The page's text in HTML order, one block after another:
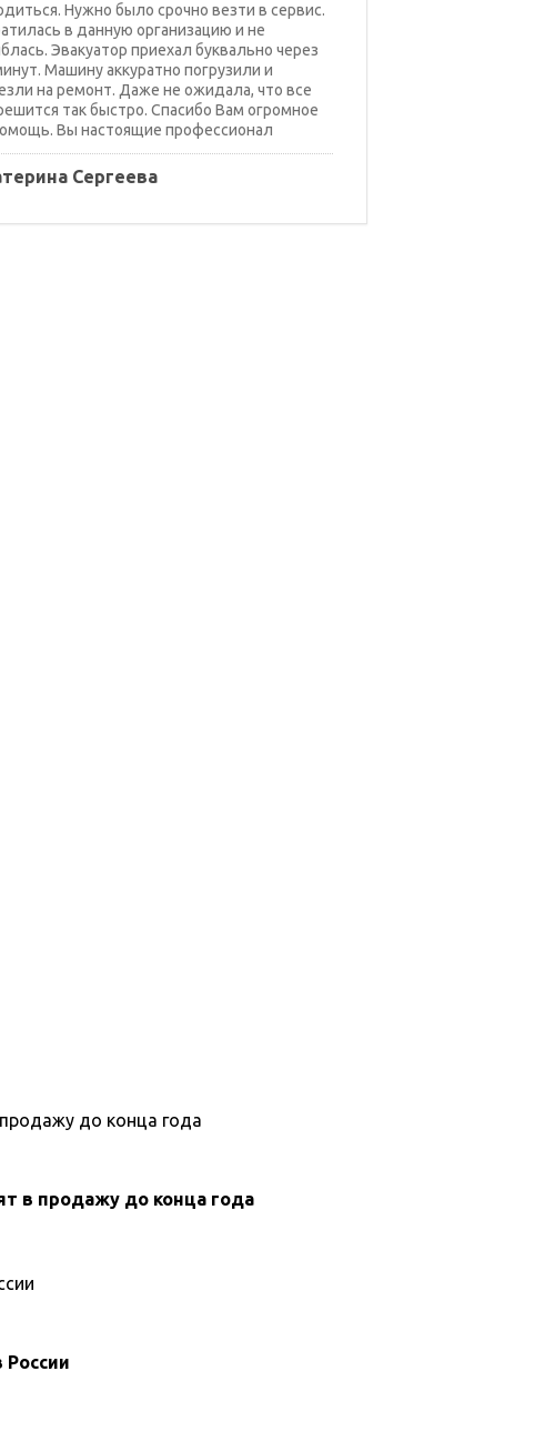
Нужно было срочно везти в сервис.
в данную организацию и не
Эвакуатор приехал буквально через
Машину аккуратно погрузили и
на ремонт. Даже не ожидала, что все
так быстро. Спасибо Вам огромное
Вы настоящие профессионал
Сергеева
в продажу до конца года
России